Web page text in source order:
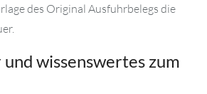
des Original Ausfuhrbelegs die
wissenswertes zum